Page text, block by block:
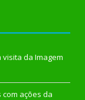
da Imagem
ações da